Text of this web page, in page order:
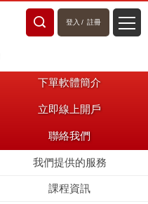
登入 / 註冊
下單軟體簡介
立即線上開戶
聯絡我們
我們提供的服務
課程資訊